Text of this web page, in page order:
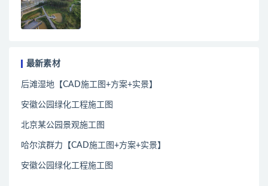
最新素材
后滩湿地【CAD施工图+方案+实景】
安徽公园绿化工程施工图
北京某公园景观施工图
哈尔滨群力【CAD施工图+方案+实景】
安徽公园绿化工程施工图